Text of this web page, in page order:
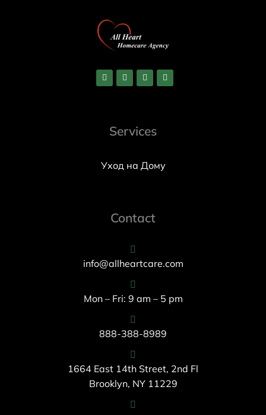
Services
Уход на Дому
Contact
info@allheartcare.com
Mon – Fri: 9 am – 5 pm
888-388-8989
1664 East 14th Street, 2nd Fl
Brooklyn, NY 11229